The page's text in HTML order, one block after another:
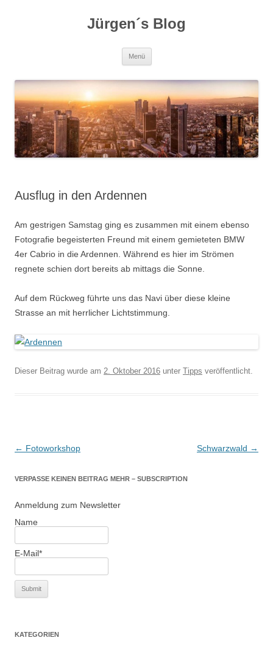
Jürgen´s Blog
Menü
Ausflug in den Ardennen
Am gestrigen Samstag ging es zusammen mit einem ebenso
Fotografie begeisterten Freund mit einem gemieteten BMW
4er Cabrio in die Ardennen. Während es hier im Strömen
regnete schien dort bereits ab mittags die Sonne.
Auf dem Rückweg führte uns das Navi über diese kleine
Strasse an mit herrlicher Lichtstimmung.
Dieser Beitrag wurde am 2. Oktober 2016 unter Tipps veröffentlicht.
Beitragsnavigation
← Fotoworkshop Schwarzwald →
VERPASSE KEINEN BEITRAG MEHR – SUBSCRIPTION
Anmeldung zum Newsletter
Name
E-Mail*
KATEGORIEN